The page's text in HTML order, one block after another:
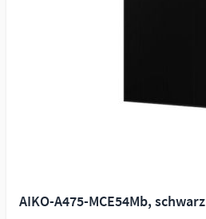
AIKO-A475-MCE54Mb, schwarz